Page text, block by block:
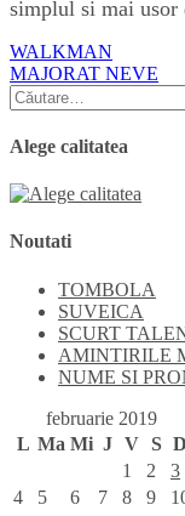
simplul si mai usor
Navigare
în
articole
WALKMAN
MAJORAT NEVE
Caută
după:
Alege calitatea
Noutati
TOMBOLA
SUVEICA
SCURT
AMINTIRILE
NUME SI
februarie 2019
L Ma Mi J V S D
1
2
3
4
5 6 7 8 9